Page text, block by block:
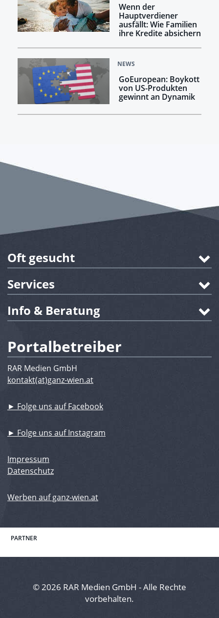
Wenn der
Hauptverdiener
ausfällt: Wie Familien
ihre Kredite absichern
NEWS
GoEuropean: Boykott
von US-Produkten
gewinnt an Dynamik
Oft gesucht
Services
Info & Beratung
Portalbetreiber
RAR Medien GmbH
kontakt(at)ganz-wien.at
► Folge uns auf Facebook
► Folge uns auf Instagram
Impressum
Datenschutz
Werben auf ganz-wien.at
PARTNER
© 2026 RAR Medien GmbH - Alle Rechte
vorbehalten.